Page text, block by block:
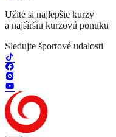
Užite si najlepšie kurzy
a najširšiu kurzovú ponuku
Sledujte športové udalosti